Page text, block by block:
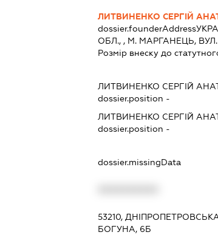
ЛИТВИНЕНКО СЕРГІЙ
dossier.founderAddress
ОБЛ., , М. МАРГАНЕЦЬ,
Розмір внеску до
ЛИТВИНЕНКО СЕРГІЙ
dossier.position -
ЛИТВИНЕНКО СЕРГІЙ
dossier.position -
dossier.missingData
53210,
БОГУНА, 6Б